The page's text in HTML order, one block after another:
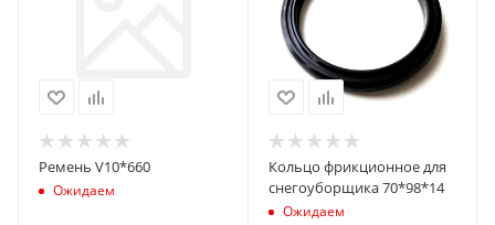
Ремень V10*660
Ожидаем
Кольцо фрикционное для
снегоуборщика 70*98*14
Ожидаем